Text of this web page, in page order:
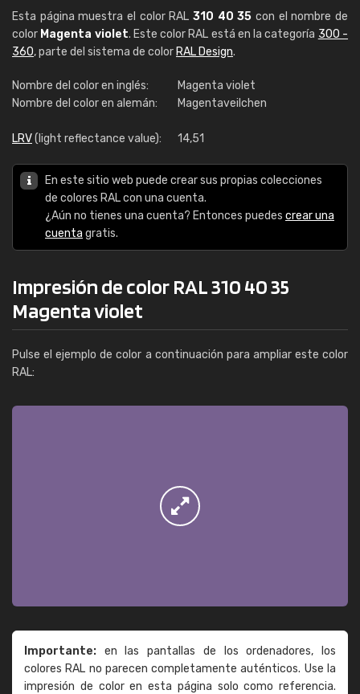
Esta página muestra el color RAL 310 40 35 con el nombre de
color Magenta violet. Este color RAL está en la categoría 300 -
360, parte del sistema de color RAL Design.
Nombre del color en inglés:
Magenta violet
Nombre del color en alemán:
Magentaveilchen
LRV(light reflectance value): 14,51
En este sitio web puede crear sus propias colecciones
de colores RAL con una cuenta.
¿Aún no tienes una cuenta? Entonces puedes crear una
cuenta gratis.
Impresión de color RAL 310 40 35
Magenta violet
Pulse el ejemplo de color a continuación para ampliar este color
RAL:
Importante: en las pantallas de los ordenadores, los
colores RAL no parecen completamente auténticos. Use la
impresión de color en esta página solo como referencia.